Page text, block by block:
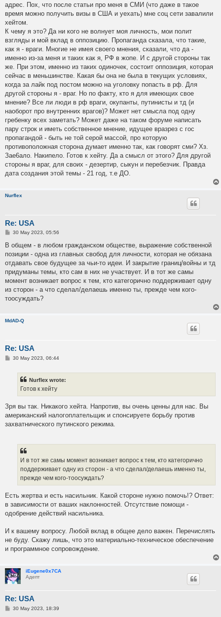
адрес. Пох, что после статьи про меня в СМИ (что даже в такое
время можно получить визы в США и уехать) мне соц сети завалили
хейтом.
К чему я это? Да ни кого не волнует моя личность, мои полит
взгляды и мой вклад в оппозицию. Пропаганда сказала, что такие,
как я - враги. Многие не имея своего мнения, сказали, что да -
именно из-за меня и таких как я, РФ в жопе. И с другой стороны так
же. При этом, именно из таких одиночек, состоит оппозиция, которая
сейчас в меньшинстве. Какая бы она не была в текущих условиях,
когда за лайк под постом можно на уголовку попасть в рф. Для
другой стороны я - враг. Но по факту, кто я для имеющих свое
мнение? Все ли люди в рф враги, окупанты, путинисты и тд (и
наоборот про внутренних врагов)? Может нет смысла под одну
гребенку всех заметать? Может даже на таком форуме написать
пару строк и иметь собственное мнение, идущее вразрез с гос
пропагандой - быть не той серой массой, про которую
противоположная сторона думает именно так, как говорят сми? Хз.
Зае6ало. Накипело. Готов к хейту. Да а смысл от этого? Для другой
стороны я враг, для своих - дезертир, сыкун и перебезчик. Правда
дата создания этой темы - 21 год, т.е ДО.
Nurflex
Re: USA
P
s
30 May 2023, 05:56
В общем - в любом гражданском обществе, выражение собственной
позиции - одна из главных свобод для личности, которая не обязана
отдавать свое будущее за чьи-то идеи. И закрытие границ/войны и тд
придуманы темы, кто сам в них не участвует. И в тот же самы
момент возникает вопрос к тем, кто категорично поддерживает одну
из сторон - а что сделал/делаешь именно ты, прежде чем кого-
тоосуждать?
MdAD-Q
Re: USA
P30 May 2023, 06:44
Nurflex wrote:
Готов к хейту
Зря вы так. Никакого хейта. Напротив, вы очень ценны для нас. Вы
американский налогоплательщик и спонсируете борьбу против
захватнического путинского режима.
И в тот же самы момент возникает вопрос к тем, кто категорично
поддерживает одну из сторон - а что сделал/делаешь именно ты,
прежде чем кого-тоосуждать?
Есть жертва и есть насильник. Какой стороне нужно помочь!? Ответ:
в зависимости от ваших наклонностей. Отсутствие помощи -
одобрение действий насильника.
И к вашему вопросу. Любой вклад в общее дело важен. Перечислять
не буду. Скажу лишь, что это материально-техническое обеспечение
и программное сопровождение.
iEugene0x7CA
Адепт
Re: USA
P30 May 2023, 18:39